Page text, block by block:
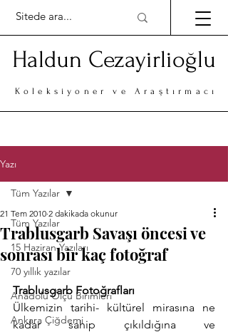
Haldun Cezayirlioğlu
Koleksiyoner ve Araştırmacı
Yazı
Tüm Yazılar
15 Haziran Yazıları
70 yıllık yazılar
Anadolu Ölçü Birimleri
Ankara Çiğdemi
Tüm Yazılar
Trablusgarb Savaşı öncesi ve
sonrası bir kaç fotoğraf
21 Tem 2010 2 dakikada okunur
Trablusgarb Fotoğrafları
Ülkemizin tarihi- kültürel mirasına ne
kadar sahip çıkıldığına ve